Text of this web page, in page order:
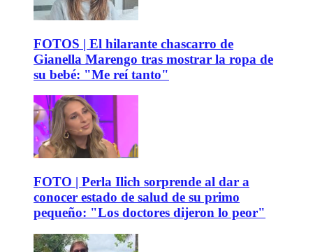
FOTOS | El hilarante chascarro de
Gianella Marengo tras mostrar la ropa de
su bebé: "Me reí tanto"
FOTO | Perla Ilich sorprende al dar a
conocer estado de salud de su primo
pequeño: "Los doctores dijeron lo peor"